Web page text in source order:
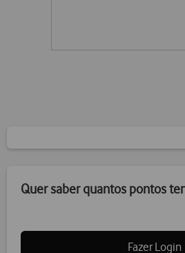
Quer saber quantos pontos
Fazer Login